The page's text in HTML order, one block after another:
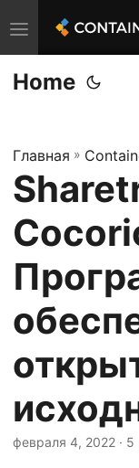
T
o
g
e
n
v
i
g
a
t
i
n
Home
Главная »
февраля 4, 2022 ·